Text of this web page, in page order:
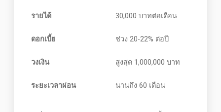
รายได้ 30,000 บาทต่อเดือน
ดอกเบี้ย ช่วง 20-22% ต่อปี
วงเงิน สูงสุด 1,000,000 บาท
ระยะเวลาผ่อน นานถึง 60 เดือน